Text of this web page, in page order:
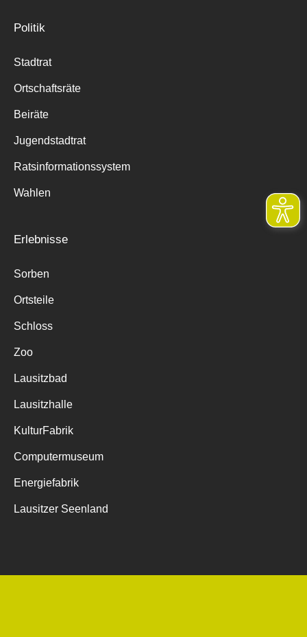
Politik
Stadtrat
Ortschaftsräte
Beiräte
Jugendstadtrat
Ratsinformationssystem
Wahlen
Erlebnisse
Sorben
Ortsteile
Schloss
Zoo
Lausitzbad
Lausitzhalle
KulturFabrik
Computermuseum
Energiefabrik
Lausitzer Seenland